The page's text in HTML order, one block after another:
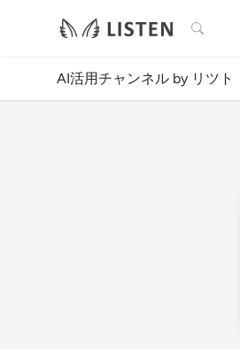
検索
AI活用チャンネル by リツト